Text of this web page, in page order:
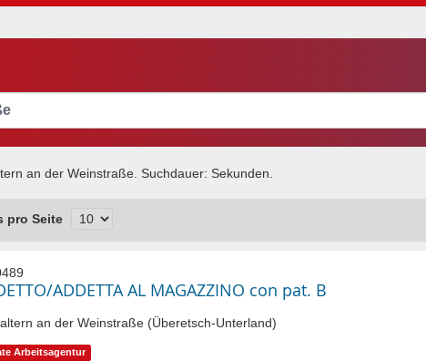
an der Weinstraße . Suchdauer: Sekunden.
pro Seite
ADDETTA AL MAGAZZINO con pat. B
an der Weinstraße (Überetsch-Unterland)
Arbeitsagentur